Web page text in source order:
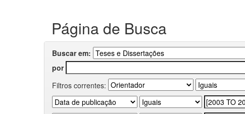
Página de Busca
Buscar em:
por
Filtros correntes: